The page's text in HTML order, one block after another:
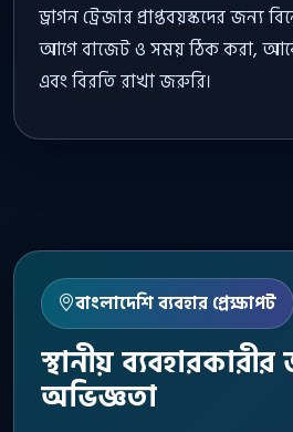
ড্রাগন ট্রেজার প্রাপ্তবয়স্কদের জন্য
আগে বাজেট ও সময় ঠিক করা,
এবং বিরতি রাখা জরুরি।
বাংলাদেশি ব্যবহার প্রেক্ষাপট
স্থানীয়
অভিজ্ঞতা